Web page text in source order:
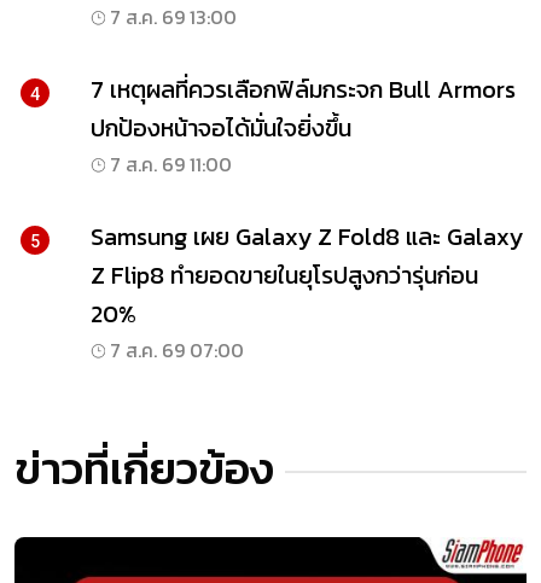
7 ส.ค. 69 13:00
4
7 เหตุผลที่ควรเลือกฟิล์มกระจก Bull Armors
ปกป้องหน้าจอได้มั่นใจยิ่งขึ้น
7 ส.ค. 69 11:00
5
Samsung เผย Galaxy Z Fold8 และ Galaxy
Z Flip8 ทำยอดขายในยุโรปสูงกว่ารุ่นก่อน
20%
7 ส.ค. 69 07:00
ข่าวที่เกี่ยวข้อง